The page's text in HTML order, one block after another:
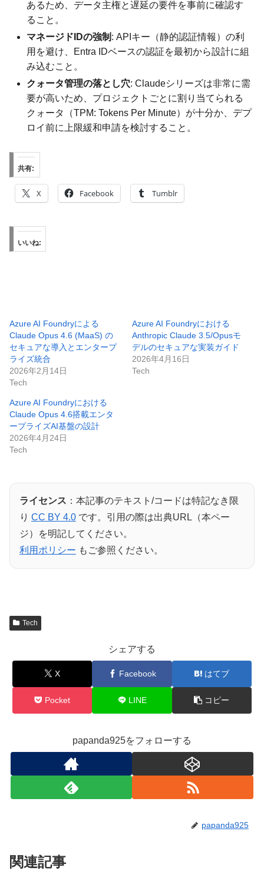
あるため、データ主権と遅延の要件を事前に確認す
ること。
マネージドIDの強制 : APIキー（静的認証情報）の利
用を避け、Entra IDベースの認証を最初から設計に組
み込むこと。
クォータ管理の落とし穴: Claudeシリーズは非常に需
要が高いため、プロジェクトごとに割り当てられる
クォータ（TPM: Tokens Per Minute）が十分か、デプ
ロイ前に上限緩和申請を検討すること。
共有:
X Facebook Tumblr
いいね:
Azure AI Foundryによる
Claude Opus 4.6 (MaaS) の
セキュアな導入とエンタープ
ライズ統合
2026年2月14日
Tech
Azure AI Foundryにおける
Anthropic Claude 3.5/Opusモ
デルのセキュアな実装ガイド
2026年4月16日
Tech
Azure AI Foundryにおける
Claude Opus 4.6搭載エンタ
ープライズAI基盤の設計
2026年4月24日
Tech
ライセンス ：本記事のテキスト/コードは特記なき限
り CC BY 4.0 です。引用の際は出典URL（本ペー
ジ）を明記してください。
利用ポリシー もご参照ください。
Tech
シェアする
X Facebook はてブ
Pocket LINE コピー
papanda925をフォローする
papanda925
関連記事